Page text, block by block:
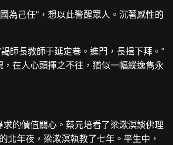
為己任”，想以此警醒眾人。沉著感性的
師長教師于延定巷。進門，長揖下拜。”
在人心頭揮之不往，猶似一幅縱逸雋永
的價值關心。蔡元培看了梁漱溟談佛理
年夜，梁漱溟執教了七年。平生中，